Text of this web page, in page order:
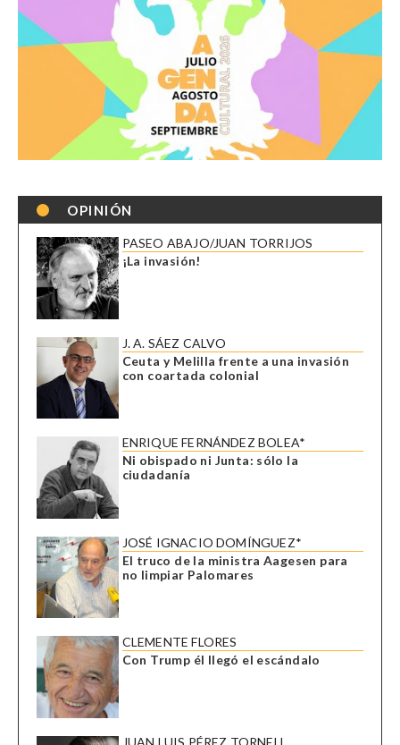
OPINIÓN
PASEO ABAJO/JUAN TORRIJOS
¡La invasión!
J. A. SÁEZ CALVO
Ceuta y Melilla frente a una invasión
con coartada colonial
ENRIQUE FERNÁNDEZ BOLEA*
Ni obispado ni Junta: sólo la
ciudadanía
JOSÉ IGNACIO DOMÍNGUEZ*
El truco de la ministra Aagesen para
no limpiar Palomares
CLEMENTE FLORES
Con Trump él llegó el escándalo
JUAN LUIS PÉREZ TORNELL